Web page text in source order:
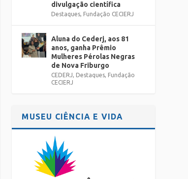
divulgação científica
Destaques, Fundação CECIERJ
Aluna do Cederj, aos 81
anos, ganha Prêmio
Mulheres Pérolas Negras
de Nova Friburgo
CEDERJ, Destaques, Fundação
CECIERJ
MUSEU CIÊNCIA E VIDA